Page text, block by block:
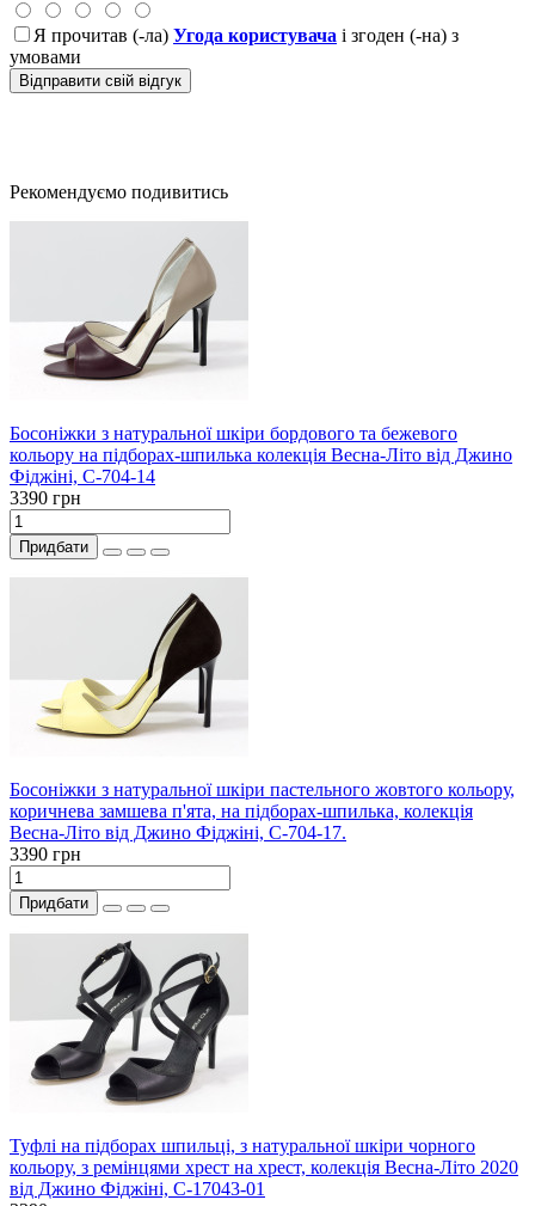
Я прочитав (-ла) Угода користувача і згоден (-на) з
умовами
Відправити свій відгук
Рекомендуємо подивитись
Босоніжки з натуральної шкіри бордового та бежевого
кольору на підборах-шпилька колекція Весна-Літо від Джино
Фіджіні, С-704-14
3390 грн
Придбати
Босоніжки з натуральної шкіри пастельного жовтого кольору,
коричнева замшева п'ята, на підборах-шпилька, колекція
Весна-Літо від Джино Фіджіні, С-704-17.
3390 грн
Придбати
Туфлі на підборах шпильці, з натуральної шкіри чорного
кольору, з ремінцями хрест на хрест, колекція Весна-Літо 2020
від Джино Фіджіні, С-17043-01